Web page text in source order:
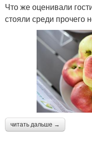
Что же оценивали
стояли среди прочего
читать дальше →